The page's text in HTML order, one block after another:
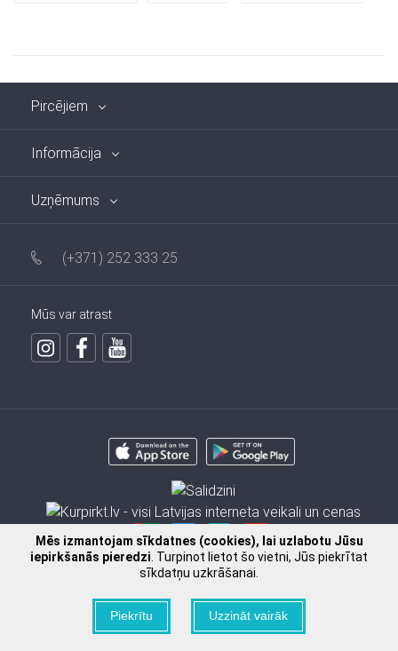
Mēs izmantojam sīkdatnes (cookies), lai uzlabotu Jūsu
iepirkšanās pieredzi . Turpinot lietot šo vietni, Jūs piekrītat
sīkdatņu uzkrāšanai.
Piekrītu Uzzināt vairāk
Ielikt grozā Pasūtīt pa telefonu
Pircējiem
Informācija
Uzņēmums
(+371) 252 333 25
Mūs var atrast
2009 - 2026 © SIA FISSMAN